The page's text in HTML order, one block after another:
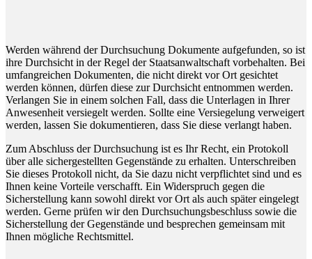
Werden während der Durchsuchung Dokumente aufgefunden, so ist
ihre Durchsicht in der Regel der Staatsanwaltschaft vorbehalten. Bei
umfangreichen Dokumenten, die nicht direkt vor Ort gesichtet
werden können, dürfen diese zur Durchsicht entnommen werden.
Verlangen Sie in einem solchen Fall, dass die Unterlagen in Ihrer
Anwesenheit versiegelt werden. Sollte eine Versiegelung verweigert
werden, lassen Sie dokumentieren, dass Sie diese verlangt haben.
Zum Abschluss der Durchsuchung ist es Ihr Recht, ein Protokoll
über alle sichergestellten Gegenstände zu erhalten. Unterschreiben
Sie dieses Protokoll nicht, da Sie dazu nicht verpflichtet sind und es
Ihnen keine Vorteile verschafft. Ein Widerspruch gegen die
Sicherstellung kann sowohl direkt vor Ort als auch später eingelegt
werden. Gerne prüfen wir den Durchsuchungsbeschluss sowie die
Sicherstellung der Gegenstände und besprechen gemeinsam mit
Ihnen mögliche Rechtsmittel.